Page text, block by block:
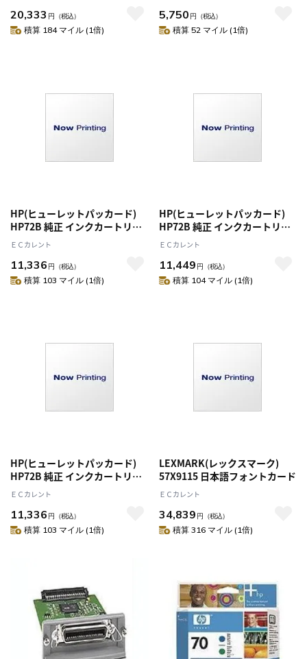
20,333 円 （税込）
積算 184 マイル (1倍)
5,750 円 （税込）
積算 52 マイル (1倍)
HP(ヒューレットパッカード)
HP72B 純正 インクカートリッ
ジ マットブラック 3WX06A
ＥＣカレント
11,336 円 （税込）
積算 103 マイル (1倍)
HP(ヒューレットパッカード)
HP72B 純正 インクカートリッ
ジ フォトブラック 3WX07A
ＥＣカレント
11,449 円 （税込）
積算 104 マイル (1倍)
HP(ヒューレットパッカード)
HP72B 純正 インクカートリッ
ジ グレー 3WX08A
ＥＣカレント
11,336 円 （税込）
積算 103 マイル (1倍)
LEXMARK(レックスマーク)
57X9115 日本語フォントカード
ＥＣカレント
34,839 円 （税込）
積算 316 マイル (1倍)